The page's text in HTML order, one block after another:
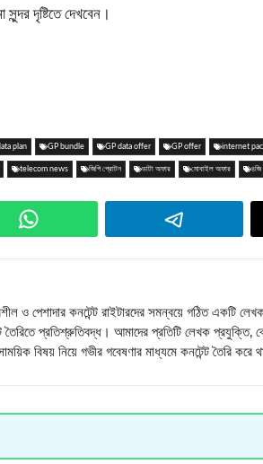
দৃষ্টিতে দেখবেন।
plan GP bundle GP data offer GP offer internet
telecom news জিপি প্রোটন ডাটা অফার মোবাইল অফার
ও পেশাদার কনটেন্ট রাইটারদের সমন্বয়ে গঠিত একটি লেখক
তৈরিতে প্রতিশ্রুতিবদ্ধ। আমাদের প্রতিটি লেখক
বিষয় নিয়ে গভীর গবেষণার মাধ্যমে কনটেন্ট তৈরি করে